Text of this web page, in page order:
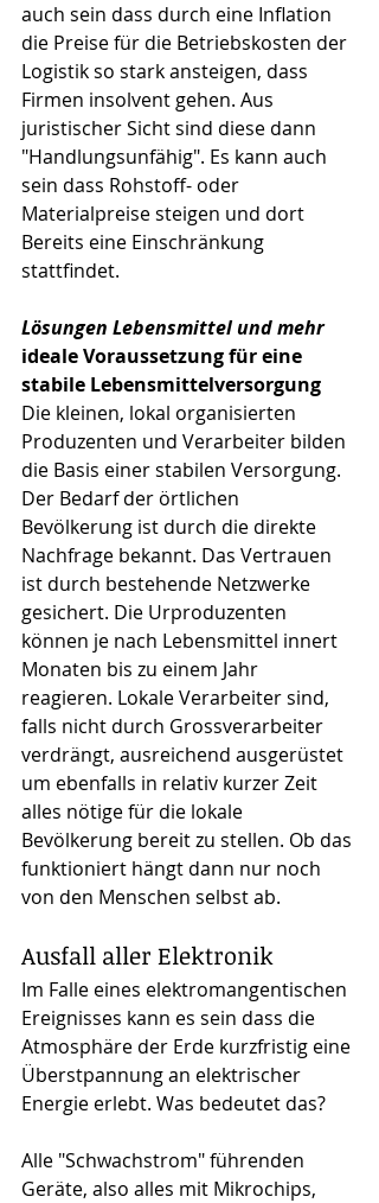
auch sein dass durch eine Inflation
die Preise für die Betriebskosten der
Logistik so stark ansteigen, dass
Firmen insolvent gehen. Aus
juristischer Sicht sind diese dann
"Handlungsunfähig". Es kann auch
sein dass Rohstoff- oder
Materialpreise steigen und dort
Bereits eine Einschränkung
stattfindet.
Lösungen Lebensmittel und mehr
ideale Voraussetzung für eine
stabile Lebensmittelversorgung
Die kleinen, lokal organisierten
Produzenten und Verarbeiter bilden
die Basis einer stabilen Versorgung.
Der Bedarf der örtlichen
Bevölkerung ist durch die direkte
Nachfrage bekannt. Das Vertrauen
ist durch bestehende Netzwerke
gesichert. Die Urproduzenten
können je nach Lebensmittel innert
Monaten bis zu einem Jahr
reagieren. Lokale Verarbeiter sind,
falls nicht durch Grossverarbeiter
verdrängt, ausreichend ausgerüstet
um ebenfalls in relativ kurzer Zeit
alles nötige für die lokale
Bevölkerung bereit zu stellen. Ob das
funktioniert hängt dann nur noch
von den Menschen selbst ab.
Ausfall aller Elektronik
Im Falle eines elektromangentischen
Ereignisses kann es sein dass die
Atmosphäre der Erde kurzfristig eine
Überstpannung an elektrischer
Energie erlebt. Was bedeutet das?
Alle "Schwachstrom" führenden
Geräte, also alles mit Mikrochips,